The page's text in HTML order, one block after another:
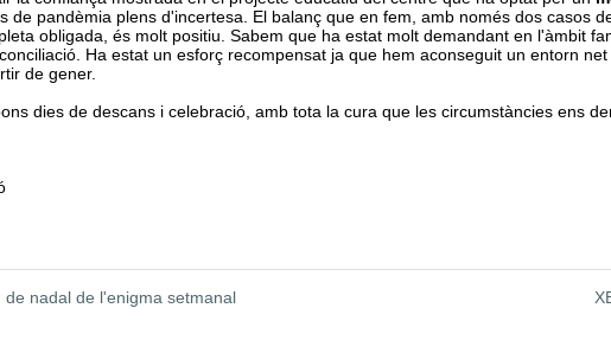
de pandèmia plens d'incertesa. El balanç que en fem, amb només dos casos
obligada, és molt positiu. Sabem que ha estat molt demandant en l'àmbit
Ha estat un esforç recompensat ja que hem aconseguit un entorn
de gener.
dies de descans i celebració, amb tota la cura que les circumstàncies ens
nadal de l'enigma setmanal